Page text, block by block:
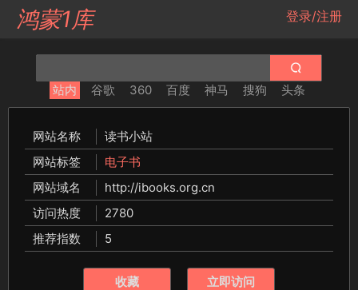
鸿蒙1库 登录/注册
站内 谷歌 360 百度 神马 搜狗 头条
网站名称
读书小站
网站标签
电子书
网站域名
http://ibooks.org.cn
访问热度
2780
推荐指数
5
收藏 立即访问